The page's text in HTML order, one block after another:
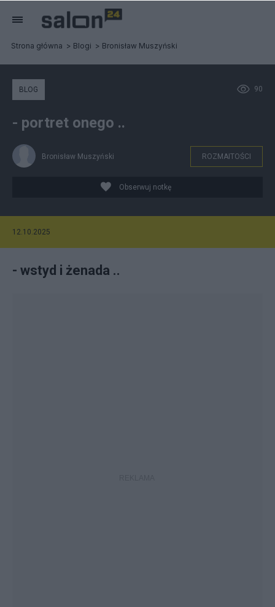
Strona główna Blogi Bronisław Muszyński
90
BLOG
- portret onego ..
Bronisław Muszyński ROZMAITOŚCI
Obserwuj notkę
12.10.2025
- wstyd i żenada ..